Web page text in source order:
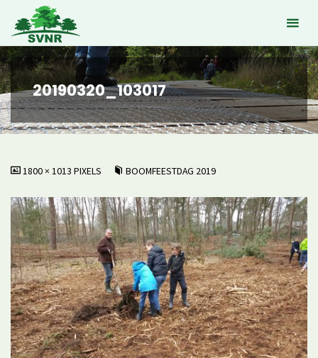
naar
de
inhoud
20190320_103017
VOLLEDIGE
1800 × 1013PIXELS BOOMFEESTDAG 2019